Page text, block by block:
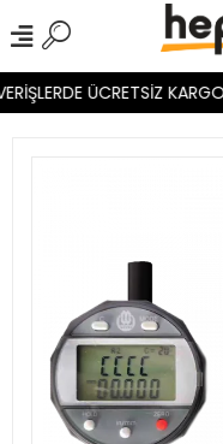
ÜCRETSİZ KARGO!